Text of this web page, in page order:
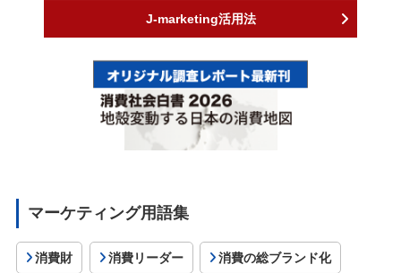
J-marketing活用法
マーケティング用語集
消費財 消費リーダー 消費の総ブランド化